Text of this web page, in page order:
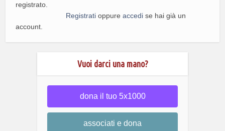
registrato.
Registrati oppureaccedi se hai già un
account.
Vuoi darci una mano?
dona il tuo 5x1000
associati e dona